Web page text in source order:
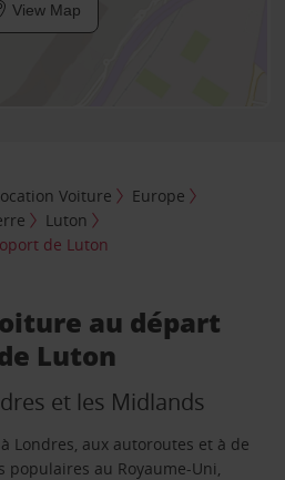
View Map
Voiture
Europe
Luton
de Luton
au départ
Luton
et les Midlands
Londres, aux autoroutes et à de
au Royaume-Uni,